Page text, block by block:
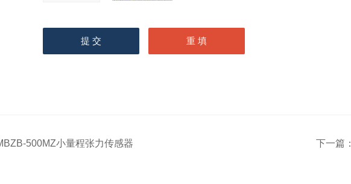
500MZ小量程张力传感器 下一篇：